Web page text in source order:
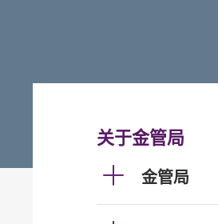
关于金管局
金管局